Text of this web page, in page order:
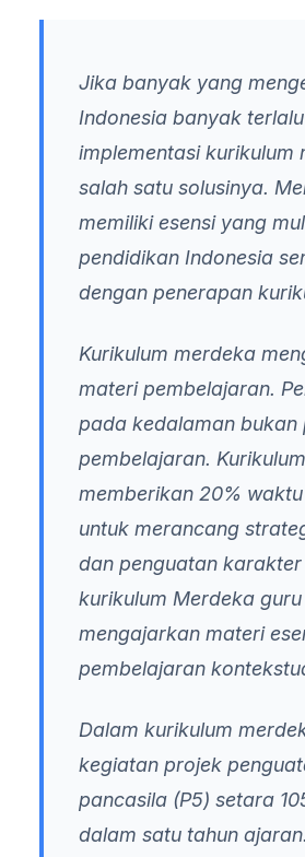
Jika banyak yang
Indonesia banyak
implementasi kurikulum
salah satu solusinya.
memiliki esensi yang
pendidikan Indonesia
dengan penerapan
Kurikulum merdeka
materi pembelajaran.
pada kedalaman bukan
pembelajaran.
memberikan 20%
untuk merancang
dan penguatan
kurikulum Merdeka
mengajarkan materi
pembelajaran
Dalam kurikulum
kegiatan projek
pancasila (P5) setara
dalam satu tahun